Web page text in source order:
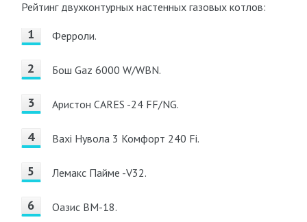
Рейтинг двухконтурных настенных газовых котлов:
Ферроли.
Бош Gaz 6000 W/WBN.
Аристон CARES -24 FF/NG.
Baxi Нувола 3 Комфорт 240 Fi.
Лемакс Пайме -V32.
Оазис BM-18.